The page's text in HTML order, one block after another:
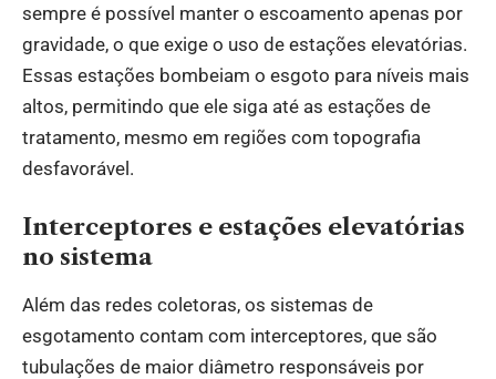
sempre é possível manter o escoamento apenas por
gravidade, o que exige o uso de estações elevatórias.
Essas estações bombeiam o esgoto para níveis mais
altos, permitindo que ele siga até as estações de
tratamento, mesmo em regiões com topografia
desfavorável.
Interceptores e estações elevatórias
no sistema
Além das redes coletoras, os sistemas de
esgotamento contam com interceptores, que são
tubulações de maior diâmetro responsáveis por